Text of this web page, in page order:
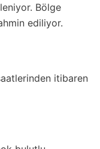
Bölge
ediliyor.
itibaren